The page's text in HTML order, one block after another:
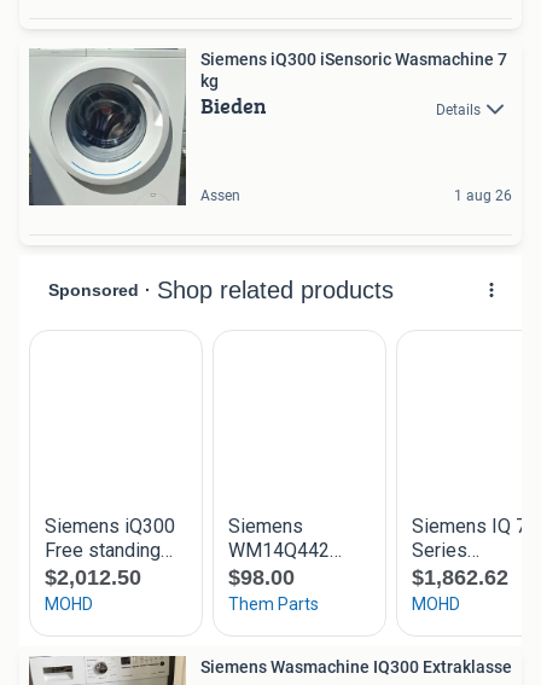
Siemens iQ300 iSensoric Wasmachine 7
kg
Bieden Details
Assen 1 aug 26
Siemens Wasmachine IQ300 Extraklasse